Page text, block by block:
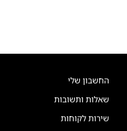
החשבון שלי
שאלות ותשובות
שירות לקוחות